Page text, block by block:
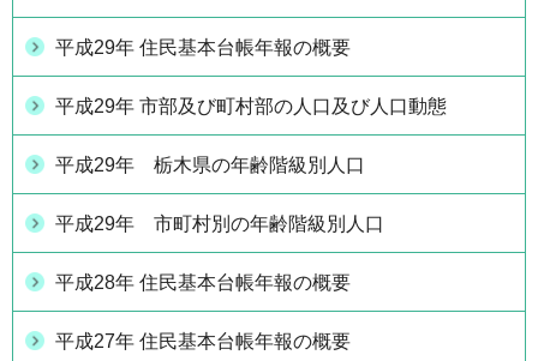
平成29年 住民基本台帳年報の概要
平成29年 市部及び町村部の人口及び人口動態
平成29年 栃木県の年齢階級別人口
平成29年 市町村別の年齢階級別人口
平成28年 住民基本台帳年報の概要
平成27年 住民基本台帳年報の概要